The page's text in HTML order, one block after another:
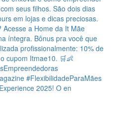
2025! O en